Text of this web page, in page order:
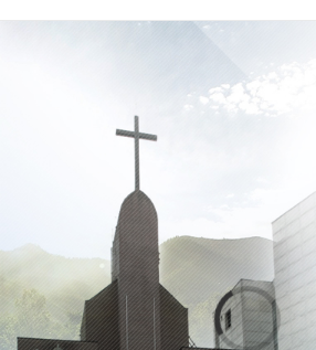
Loading...